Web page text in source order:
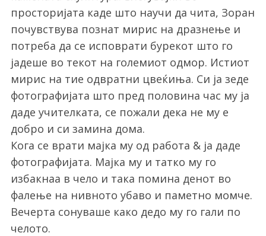
просторијата каде што научи да чита, Зоран
почувствува познат мирис на дразнење и
потреба да се исповрати бурекот што го
јадеше во текот на големиот одмор. Истиот
мирис на тие одвратни цвеќиња. Си ја зеде
фотографијата што пред половина час му ја
даде учителката, се пожали дека не му е
добро и си замина дома.
Кога се врати мајка му од работа & ја даде
фотографијата. Мајка му и татко му го
избакнаа в чело и така помина денот во
фалење на нивното убаво и паметно момче.
Вечерта сонуваше како дедо му го гали по
челото.